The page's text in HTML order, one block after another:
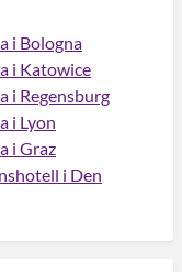
i Bologna
i Katowice
i Regensburg
i Lyon
i Graz
i Den